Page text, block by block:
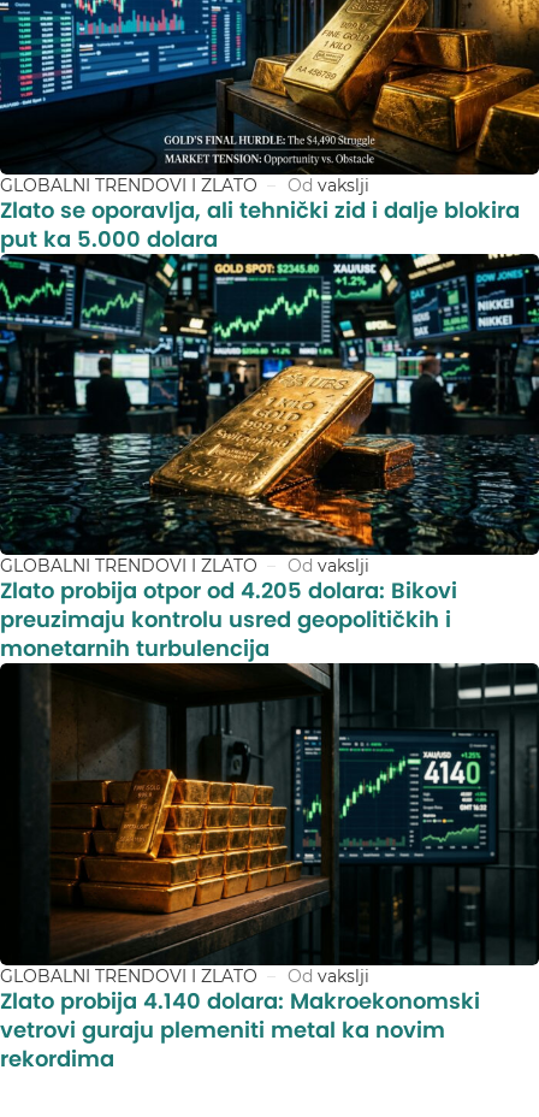
GLOBALNI TRENDOVI I ZLATO Od vakslji
Zlato se oporavlja, ali tehnički zid i dalje blokira
put ka 5.000 dolara
GLOBALNI TRENDOVI I ZLATO Od vakslji
Zlato probija otpor od 4.205 dolara: Bikovi
preuzimaju kontrolu usred geopolitičkih i
monetarnih turbulencija
GLOBALNI TRENDOVI I ZLATO Od vakslji
Zlato probija 4.140 dolara: Makroekonomski
vetrovi guraju plemeniti metal ka novim
rekordima